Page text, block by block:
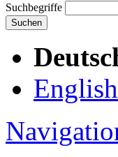
Suchbegriffe
Suchen
English